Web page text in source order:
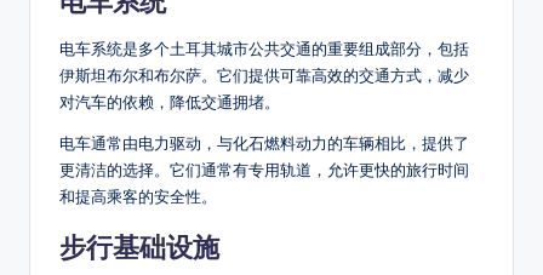
电车系统是多个土耳其城市公共交通的重要组成部分，包括
伊斯坦布尔和布尔萨。它们提供可靠高效的交通方式，减少
对汽车的依赖，降低交通拥堵。
电车通常由电力驱动，与化石燃料动力的车辆相比，提供了
更清洁的选择。它们通常有专用轨道，允许更快的旅行时间
和提高乘客的安全性。
步行基础设施